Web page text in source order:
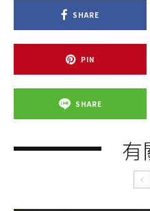
SHARE
PIN
SHARE
有